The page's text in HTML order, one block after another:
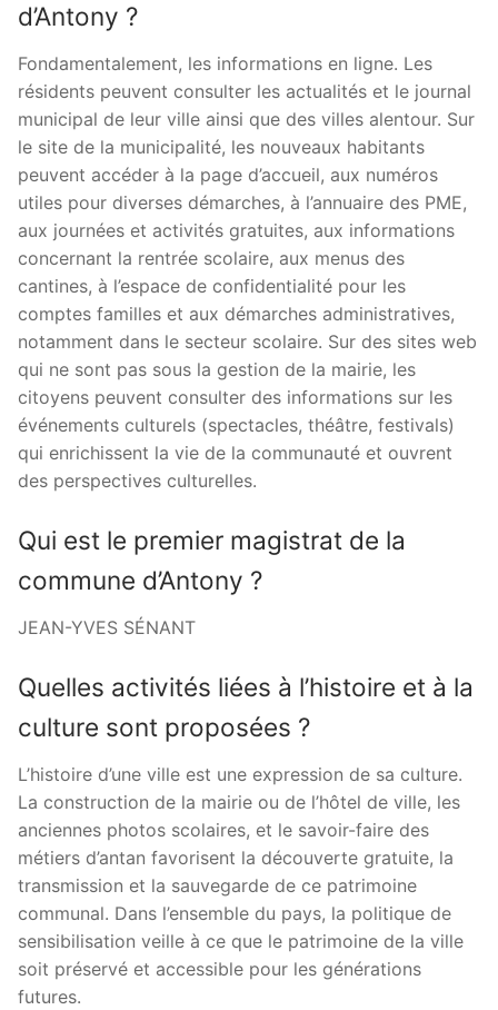
d’Antony ?
Fondamentalement, les informations en ligne. Les
résidents peuvent consulter les actualités et le journal
municipal de leur ville ainsi que des villes alentour. Sur
le site de la municipalité, les nouveaux habitants
peuvent accéder à la page d’accueil, aux numéros
utiles pour diverses démarches, à l’annuaire des PME,
aux journées et activités gratuites, aux informations
concernant la rentrée scolaire, aux menus des
cantines, à l’espace de confidentialité pour les
comptes familles et aux démarches administratives,
notamment dans le secteur scolaire. Sur des sites web
qui ne sont pas sous la gestion de la mairie, les
citoyens peuvent consulter des informations sur les
événements culturels (spectacles, théâtre, festivals)
qui enrichissent la vie de la communauté et ouvrent
des perspectives culturelles.
Qui est le premier magistrat de la
commune d’Antony ?
JEAN-YVES SÉNANT
Quelles activités liées à l’histoire et à la
culture sont proposées ?
L’histoire d’une ville est une expression de sa culture.
La construction de la mairie ou de l’hôtel de ville, les
anciennes photos scolaires, et le savoir-faire des
métiers d’antan favorisent la découverte gratuite, la
transmission et la sauvegarde de ce patrimoine
communal. Dans l’ensemble du pays, la politique de
sensibilisation veille à ce que le patrimoine de la ville
soit préservé et accessible pour les générations
futures.